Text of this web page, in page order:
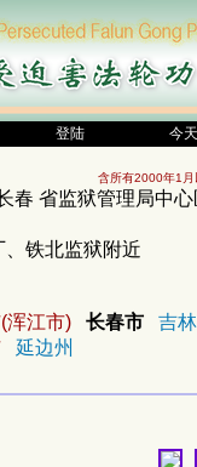
登陆 今
含所有2000年1月
春 省监狱管理局中心
铁北监狱附近
浑江市) 长春市 吉
延边州